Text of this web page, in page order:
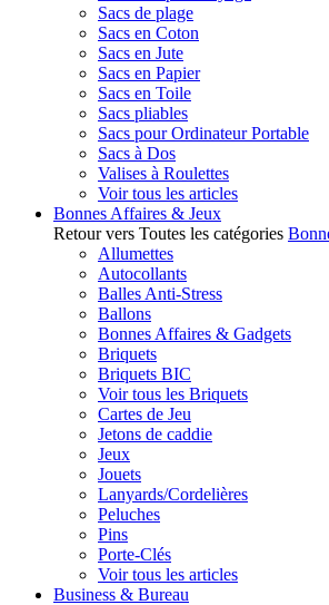
Sacs de plage
Sacs en Coton
Sacs en Jute
Sacs en Papier
Sacs en Toile
Sacs pliables
Sacs pour Ordinateur Portable
Sacs à Dos
Valises à Roulettes
Voir tous les articles
Bonnes Affaires & Jeux
Retour vers Toutes les catégories
Allumettes
Autocollants
Balles Anti-Stress
Ballons
Bonnes Affaires & Gadgets
Briquets
Briquets BIC
Voir tous les Briquets
Cartes de Jeu
Jetons de caddie
Jeux
Jouets
Lanyards/Cordelières
Peluches
Pins
Porte-Clés
Voir tous les articles
Business & Bureau